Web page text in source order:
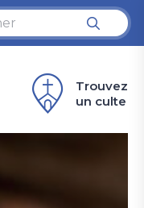
Trouvez
un culte